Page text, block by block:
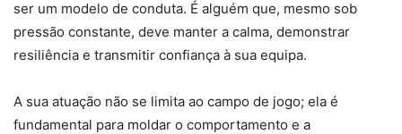
ser um modelo de conduta. É alguém que, mesmo sob
pressão constante, deve manter a calma, demonstrar
resiliência e transmitir confiança à sua equipa.
A sua atuação não se limita ao campo de jogo; ela é
fundamental para moldar o comportamento e a